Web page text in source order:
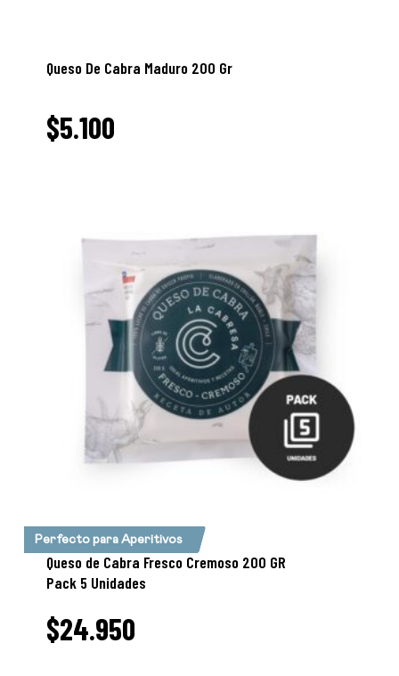
Queso De Cabra Maduro 200 Gr
$5.100
$
Perfecto para Aperitivos
Queso de Cabra Fresco Cremoso 200 GR
Pack 5 Unidades
$24.950
$